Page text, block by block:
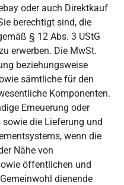
oder auch Direktkauf
berechtigt sind, die
§ 12 Abs. 3 UStG
erwerben. Die MwSt.
beziehungsweise
sämtliche für den
Komponenten.
Erneuerung oder
die Lieferung und
wenn die
Nähe von
öffentlichen und
dienende